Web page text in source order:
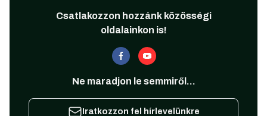
Csatlakozzon hozzánk közösségi
oldalainkon is!
Ne maradjon le semmiről...
Iratkozzon fel hírlevelünkre